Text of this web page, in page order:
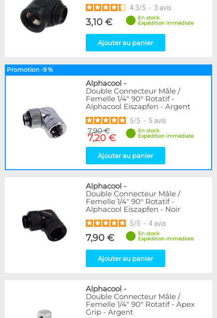
4.3/5 - 3 avis
3,10 €
En stock
Expédition immédiate
Ajouter au panier
Promotion -9 %
Alphacool -
Double Connecteur Mâle /
Femelle 1/4" 90° Rotatif -
Alphacool Eiszapfen - Argent
5/5 - 5 avis
7,90 €
7,20 €
En stock
Expédition immédiate
Ajouter au panier
Alphacool -
Double Connecteur Mâle /
Femelle 1/4" 90° Rotatif -
Alphacool Eiszapfen - Noir
5/5 - 4 avis
7,90 €
En stock
Expédition immédiate
Ajouter au panier
Alphacool -
Double Connecteur Mâle /
Femelle 1/4" 90° Rotatif - Apex
Grip - Argent